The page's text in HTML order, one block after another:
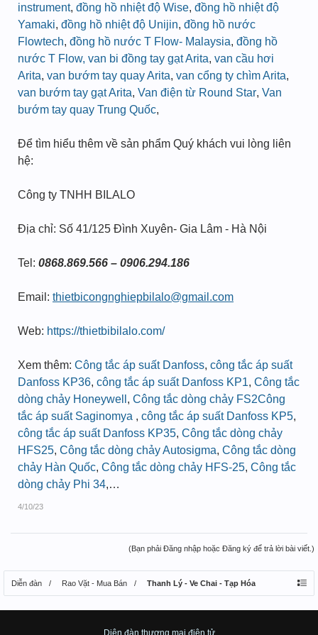
instrument, đồng hồ nhiệt độ Wise, đồng hồ nhiệt độ
Yamaki, đồng hồ nhiệt độ Unijin, đồng hồ nước
Flowtech, đồng hồ nước T Flow- Malaysia, đồng hồ
nước T Flow, van bi đồng tay gạt Arita, van cầu hơi
Arita, van bướm tay quay Arita, van cổng ty chìm Arita,
van bướm tay gạt Arita, Van điện từ Round Star, Van
bướm tay quay Trung Quốc,
Để tìm hiểu thêm về sản phẩm Quý khách vui lòng liên
hệ:
Công ty TNHH BILALO
Địa chỉ: Số 41/125 Đình Xuyên- Gia Lâm - Hà Nội
Tel: 0868.869.566 – 0906.294.186
Email: thietbicongnghiepbilalo@gmail.com
Web: https://thietbibilalo.com/
Xem thêm: Công tắc áp suất Danfoss, công tắc áp suất
Danfoss KP36, công tắc áp suất Danfoss KP1, Công tắc
dòng chảy Honeywell , Công tắc dòng chảy FS2Công
tắc áp suất Saginomya , công tắc áp suất Danfoss KP5,
công tắc áp suất Danfoss KP35, Công tắc dòng chảy
HFS25, Công tắc dòng chảy Autosigma, Công tắc dòng
chảy Hàn Quốc, Công tắc dòng chảy HFS-25, Công tắc
dòng chảy Phi 34,…
4/10/23
(Bạn phải Đăng nhập hoặc Đăng ký để trả lời bài viết.)
Diễn đàn Rao Vặt - Mua Bán Thanh Lý - Ve Chai - Tạp Hóa
Diên đàn thương mại điện tử